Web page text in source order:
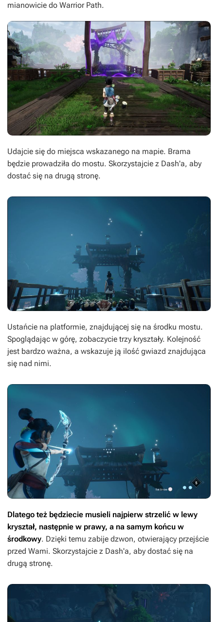
mianowicie do Warrior Path.
Udajcie się do miejsca wskazanego na mapie. Brama
będzie prowadziła do mostu. Skorzystajcie z Dash'a, aby
dostać się na drugą stronę.
Ustańcie na platformie, znajdującej się na środku mostu.
Spoglądając w górę, zobaczycie trzy kryształy. Kolejność
jest bardzo ważna, a wskazuje ją ilość gwiazd znajdująca
się nad nimi.
Dlatego też będziecie musieli najpierw strzelić w lewy
kryształ, następnie w prawy, a na samym końcu w
środkowy. Dzięki temu zabije dzwon, otwierający przejście
przed Wami. Skorzystajcie z Dash'a, aby dostać się na
drugą stronę.